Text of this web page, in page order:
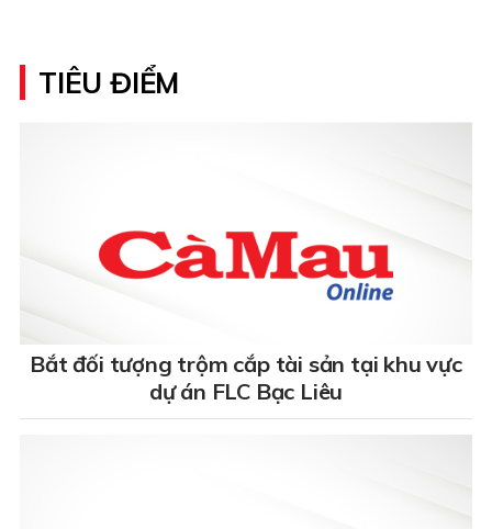
TIÊU ĐIỂM
Bắt đối tượng trộm cắp tài sản tại khu vực
dự án FLC Bạc Liêu